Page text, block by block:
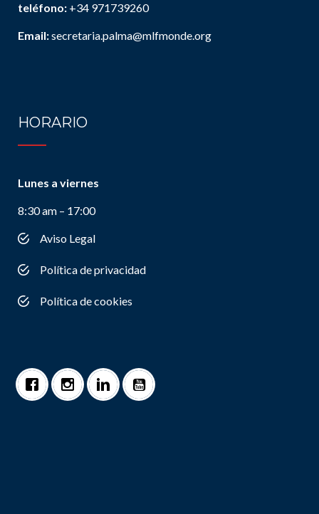
teléfono: +34 971739260
Email:secretaria.palma@mlfmonde.org
HORARIO
Lunes a viernes
8:30 am – 17:00
Aviso Legal
Política de privacidad
Política de cookies